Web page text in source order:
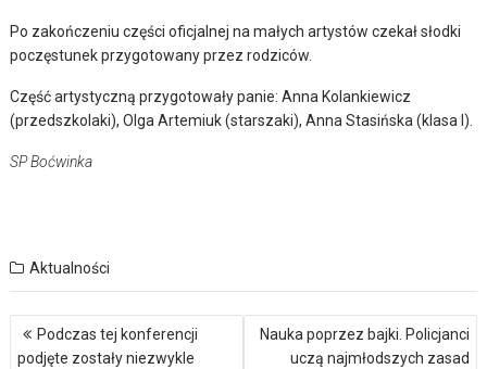
Po zakończeniu części oficjalnej na małych artystów czekał słodki
poczęstunek przygotowany przez rodziców.
Część artystyczną przygotowały panie: Anna Kolankiewicz
(przedszkolaki), Olga Artemiuk (starszaki), Anna Stasińska (klasa I).
SP Boćwinka
Aktualności
Nawigacja
wpisu
Podczas tej konferencji
podjęte zostały niezwykle
Nauka poprzez bajki. Policjanci
uczą najmłodszych zasad